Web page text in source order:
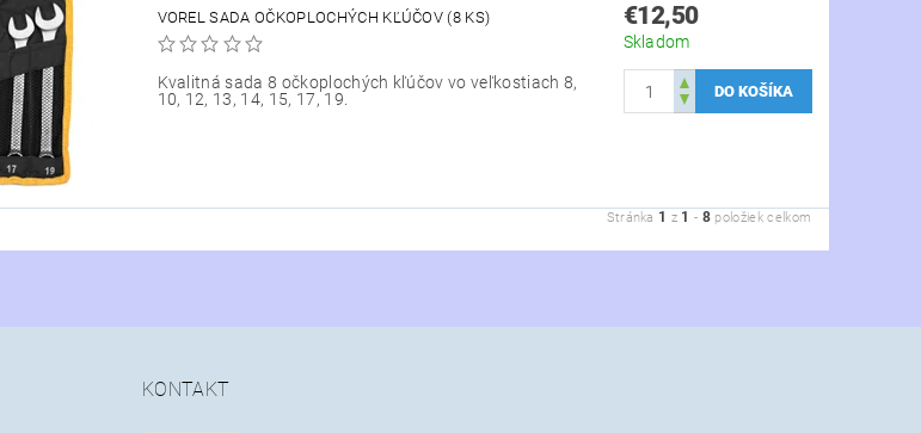
VOREL SADA OČKOPLOCHÝCH KĽÚČOV (8 KS)
Kvalitná sada 8 očkoplochých kľúčov vo veľkostiach 8,
10, 12, 13, 14, 15, 17, 19.
€12,50
Skladom
Stránka 1 z 1 - 8 položiek celkom
KONTAKT